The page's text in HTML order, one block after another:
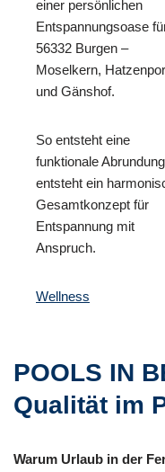
einer persönlichen
Entspannungsoase
56332 Burgen –
Moselkern,
und Gänshof.
So entsteht eine
funktionale
entsteht ein
Gesamtkonzept für
Entspannung mit
Anspruch.
Wellness
POOLS IN
Qualität im
Warum Urlaub in der